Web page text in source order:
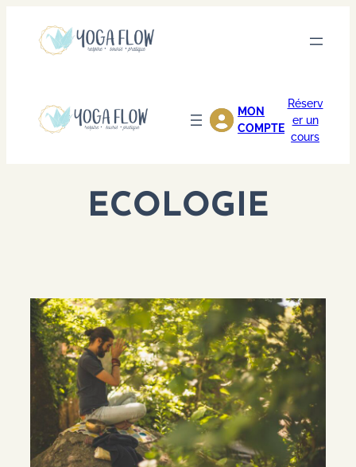
contenu
MON
COMPTE
Réserv
er un
cours
ECOLOGIE